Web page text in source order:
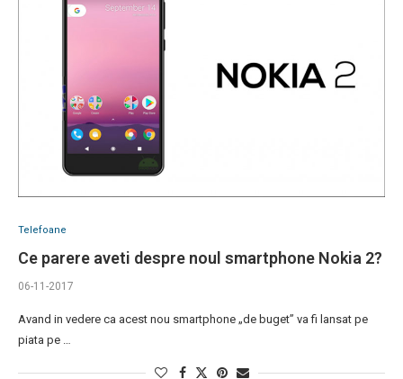
Telefoane
Ce parere aveti despre noul smartphone Nokia 2?
06-11-2017
Avand in vedere ca acest nou smartphone „de buget” va fi lansat pe
piata pe …